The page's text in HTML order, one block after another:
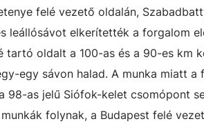
felé vezető oldalán,
leállósávot elkerítették a forgalom
tartó oldalt a 100-as és a 90-es km
egy sávon halad. A munka miatt a
as jelű Siófok-kelet csomópont
folynak, a Budapest felé